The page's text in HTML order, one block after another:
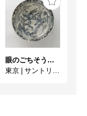
眼のごちそう 食器
東京
サントリー美術館